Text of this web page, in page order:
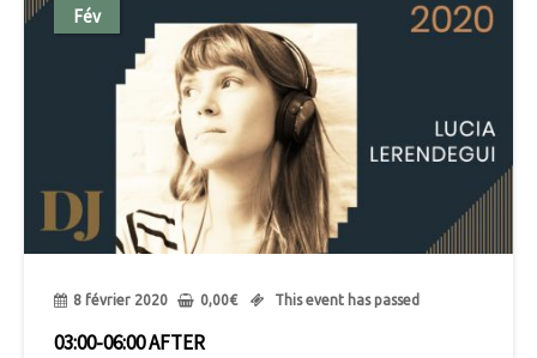
Fév
8 février 2020 0,00€ This event has passed
03:00-06:00 AFTER